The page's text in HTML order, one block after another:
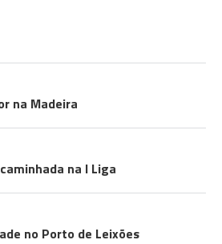
na Madeira
na I Liga
no Porto de Leixões